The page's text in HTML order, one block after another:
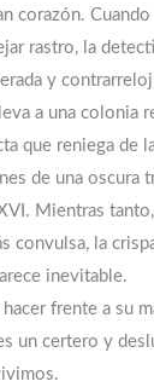
corazón.
rastro, la
y
a una colonia
que reniega de
de una oscura
Mientras
convulsa, la
inevitable.
hacer frente a su
un certero y